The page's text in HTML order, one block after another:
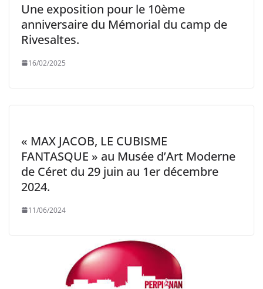
Une exposition pour le 10ème
anniversaire du Mémorial du camp de
Rivesaltes.
16/02/2025
« MAX JACOB, LE CUBISME
FANTASQUE » au Musée d’Art Moderne
de Céret du 29 juin au 1er décembre
2024.
11/06/2024